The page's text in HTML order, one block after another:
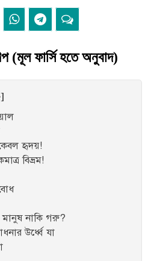
(মূল ফার্সি হতে অনুবাদ)
হৃদয়!
বিভ্রম!
নাকি গরু?
উর্ধ্বে যা